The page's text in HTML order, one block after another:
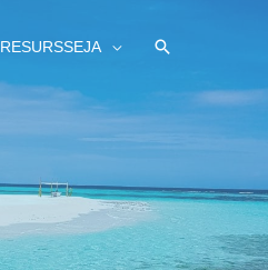
RESURSSEJA HAE